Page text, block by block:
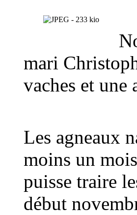
mari
vaches et
Les agneaux
moins un
puisse traire
début